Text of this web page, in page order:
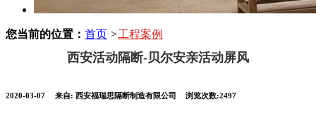
您当前的位置： 首页 >工程案例
西安活动隔断-贝尔安亲活动屏风
2020-03-07 来自: 西安福瑞思隔断制造有限公司 浏览次数:2497